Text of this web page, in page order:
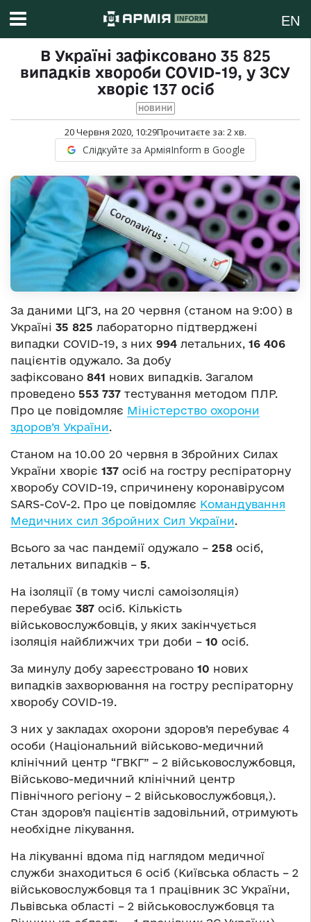
EN
В Україні зафіксовано 35 825
випадків хвороби COVID-19, у ЗСУ
хворіє 137 осіб
НОВИНИ
20 Червня 2020, 10:29Прочитаєте за: 2хв.
Слідкуйте за АрміяInform в Google
За даними ЦГЗ, на 20 червня (станом на 9:00) в
Україні 35 825 лабораторно підтверджені
випадки COVID-19, з них 994 летальних, 16 406
пацієнтів одужало. За добу
зафіксовано 841 нових випадків. Загалом
проведено 553 737 тестування методом ПЛР.
Про це повідомляє Міністерство охорони
здоров’я України.
Станом на 10.00 20 червня в Збройних Силах
України хворіє 137 осіб на гостру респіраторну
хворобу COVID-19, спричинену коронавірусом
SARS-CoV-2. Про це повідомляє Командування
Медичних сил Збройних Сил України.
Всього за час пандемії одужало – 258 осіб,
летальних випадків – 5.
На ізоляції (в тому числі самоізоляція)
перебуває 387 осіб. Кількість
військовослужбовців, у яких закінчується
ізоляція найближчих три доби – 10 осіб.
За минулу добу зареєстровано 10 нових
випадків захворювання на гостру респіраторну
хворобу COVID-19.
З них у закладах охорони здоров’я перебуває 4
особи (Національний військово-медичний
клінічний центр “ГВКГ” – 2 військовослужбовця,
Військово-медичний клінічний центр
Північного регіону – 2 військовослужбовця,).
Стан здоров’я пацієнтів задовільний, отримують
необхідне лікування.
На лікуванні вдома під наглядом медичної
служби знаходиться 6 осіб (Київська область – 2
військовослужбовця та 1 працівник ЗС України,
Львівська області – 2 військовослужбовця та